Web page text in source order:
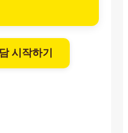
시작하기